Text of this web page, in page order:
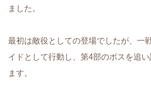
ました。
最初は敵役としての登場でしたが、一
イドとして行動し、第4部のボスを追
ます。